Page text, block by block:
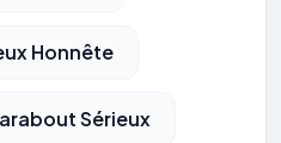
Honnête
Sérieux